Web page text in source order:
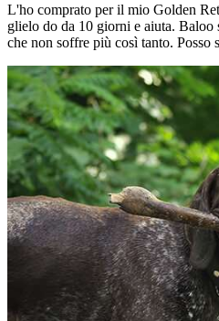
L'ho comprato per il mio Golden
glielo do da 10 giorni e aiuta.
che non soffre più così tanto. Posso